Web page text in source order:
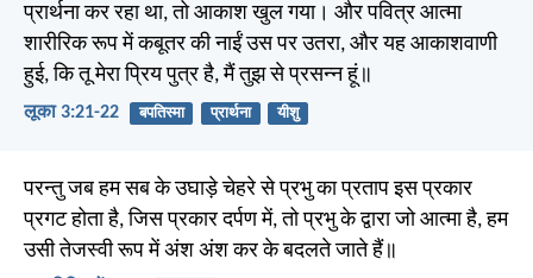
प्रार्थना कर रहा था, तो आकाश खुल गया। और पवित्र आत्मा
शारीरिक रूप में कबूतर की नाईं उस पर उतरा, और यह आकाशवाणी
हुई, कि तू मेरा प्रिय पुत्र है, मैं तुझ से प्रसन्न हूं॥
लूका 3:21-22 बपतिस्मा प्रार्थना यीशु
परन्तु जब हम सब के उघाड़े चेहरे से प्रभु का प्रताप इस प्रकार
प्रगट होता है, जिस प्रकार दर्पण में, तो प्रभु के द्वारा जो आत्मा है, हम
उसी तेजस्वी रूप में अंश अंश कर के बदलते जाते हैं॥